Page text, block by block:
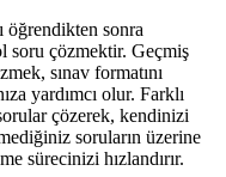
sonra
soru çözmektir. Geçmiş
sınav formatını
yardımcı olur. Farklı
çözerek, kendinizi
soruların üzerine
sürecinizi hızlandırır.